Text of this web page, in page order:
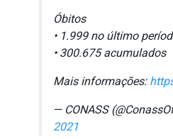
Óbitos
• 1.999 no último
• 300.675 acumulados
Mais informações:
— CONASS
2021